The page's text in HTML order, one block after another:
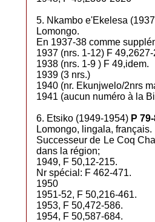
5. Nkambo e'Ekelesa
Lomongo.
En 1937-38 comme
1937 (nrs. 1-12) F
1938 (nrs. 1-9 ) F 49,idem.
1939 (3 nrs.)
1940 (nr. Ekunjwelo/2nrs
1941 (aucun numéro à la
6. Etsiko (1949-1954) P
Lomongo, lingala, français.
Successeur de Le Coq
dans la région;
1949, F 50,12-215.
Nr spécial: F 462-471.
1950
1951-52, F 50,216-461.
1953, F 50,472-586.
1954, F 50,587-684.